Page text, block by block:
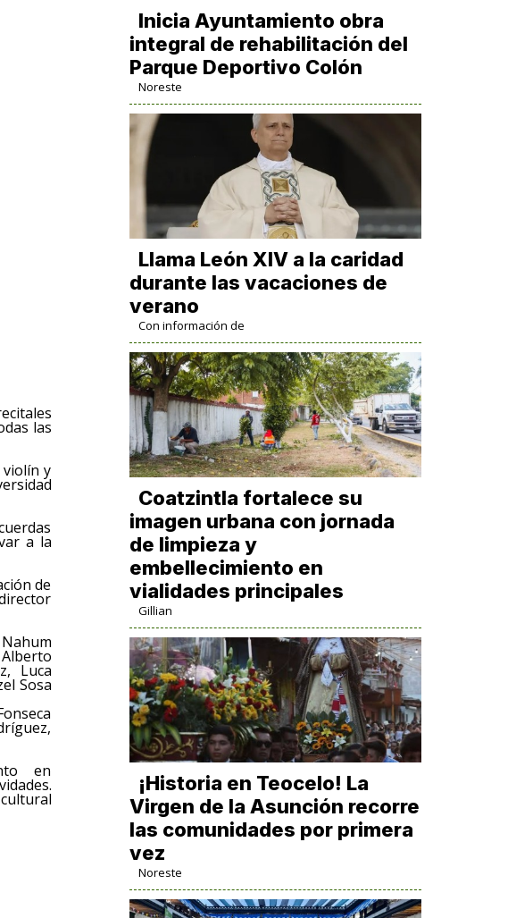
las
y
a la
de
Luca
Sosa
en
Inicia Ayuntamiento obra
integral de rehabilitación del
Parque Deportivo Colón
Noreste
Llama León XIV a la caridad
durante las vacaciones de
verano
Con información de
Coatzintla fortalece su
imagen urbana con jornada
de limpieza y
embellecimiento en
vialidades principales
Gillian
​¡Historia en Teocelo! La
Virgen de la Asunción recorre
las comunidades por primera
vez
Noreste